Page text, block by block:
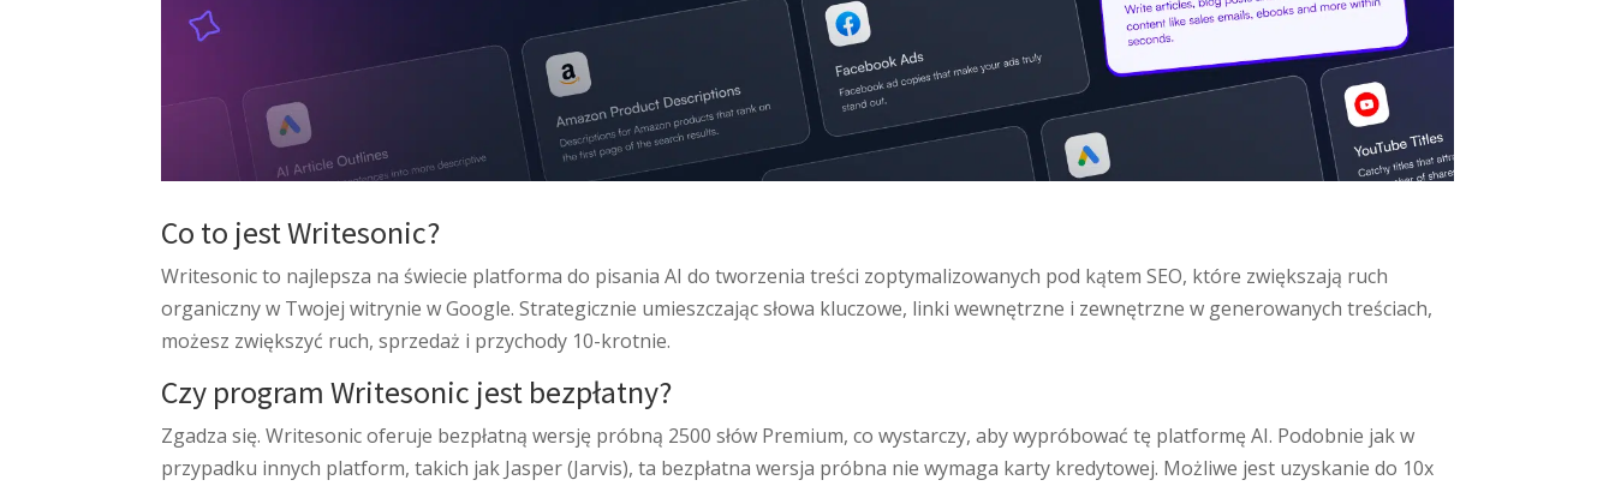
Co to jest Writesonic?
Writesonic to najlepsza na świecie platforma do pisania AI do tworzenia treści zoptymalizowanych pod kątem SEO, które zwiększają ruch
organiczny w Twojej witrynie w Google. Strategicznie umieszczając słowa kluczowe, linki wewnętrzne i zewnętrzne w generowanych treściach,
możesz zwiększyć ruch, sprzedaż i przychody 10-krotnie.
Czy program Writesonic jest bezpłatny?
Zgadza się. Writesonic oferuje bezpłatną wersję próbną 2500 słów Premium, co wystarczy, aby wypróbować tę platformę AI. Podobnie jak w
przypadku innych platform, takich jak Jasper (Jarvis), ta bezpłatna wersja próbna nie wymaga karty kredytowej. Możliwe jest uzyskanie do 10x